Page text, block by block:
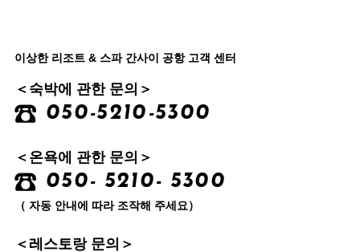
이상한 리조트 & 스파 간사이 공항 고객 센터
＜숙박에 관한 문의＞
050-5210-5300
＜온욕에 관한 문의＞
050- 5210- 5300
（ 자동 안내에 따라 조작해 주세요）
＜레스토랑 문의＞